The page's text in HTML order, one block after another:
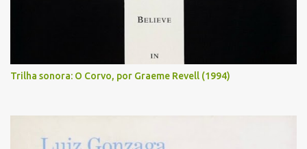
Trilha sonora: O Corvo, por Graeme Revell (1994)